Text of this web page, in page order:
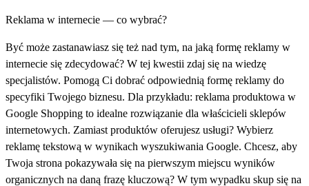
Reklama w internecie — co wybrać?
Być może zastanawiasz się też nad tym, na jaką formę reklamy w
internecie się zdecydować? W tej kwestii zdaj się na wiedzę
specjalistów. Pomogą Ci dobrać odpowiednią formę reklamy do
specyfiki Twojego biznesu. Dla przykładu: reklama produktowa w
Google Shopping to idealne rozwiązanie dla właścicieli sklepów
internetowych. Zamiast produktów oferujesz usługi? Wybierz
reklamę tekstową w wynikach wyszukiwania Google. Chcesz, aby
Twoja strona pokazywała się na pierwszym miejscu wyników
organicznych na daną frazę kluczową? W tym wypadku skup się na